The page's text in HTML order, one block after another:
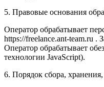
5. Правовые основания
Оператор обрабатывает
https://freelance.ant-team.ru
Оператор обрабатывает
технологии JavaScript).
6. Порядок сбора,